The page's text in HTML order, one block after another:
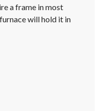
a frame in most
will hold it in